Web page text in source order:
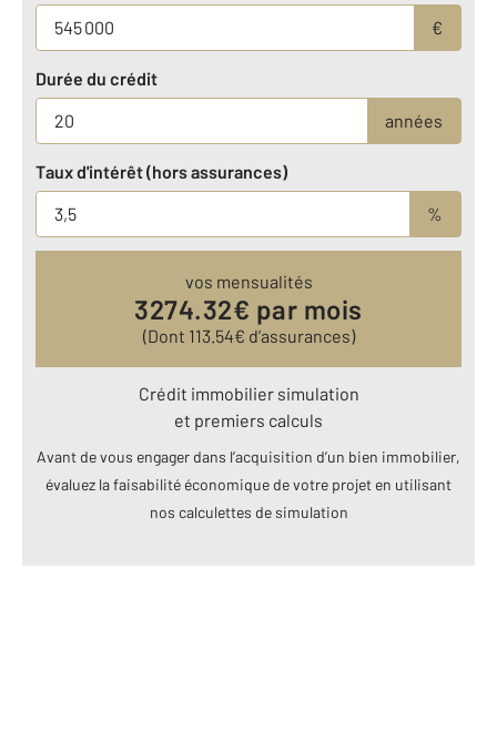
€
Durée du crédit
années
Taux d'intérêt (hors assurances)
%
vos mensualités
3274.32€ par mois
(Dont 113.54€ d’assurances)
Crédit immobilier simulation
et premiers calculs
Avant de vous engager dans l’acquisition d’un bien immobilier,
évaluez la faisabilité économique de votre projet en utilisant
nos calculettes de simulation